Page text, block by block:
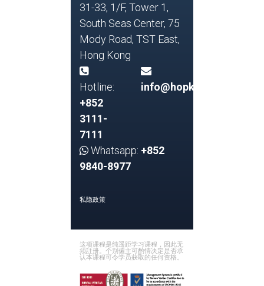
31-33, 1/F, Tower 1,
South Seas Center, 75
Mody Road, TST East,
Hong Kong
Hotline:
+852
3111-
7111
info@hopkins.edu.hk
Whatsapp: +852
9840-8977
私隐政策
这项课程是纯遥距学习课程，因此无
须註册。个别僱主可酌情决定是否承
认本课程可令学员获取的任何资格。